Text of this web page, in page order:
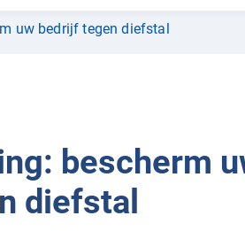
uw bedrijf tegen diefstal
bescherm
diefstal